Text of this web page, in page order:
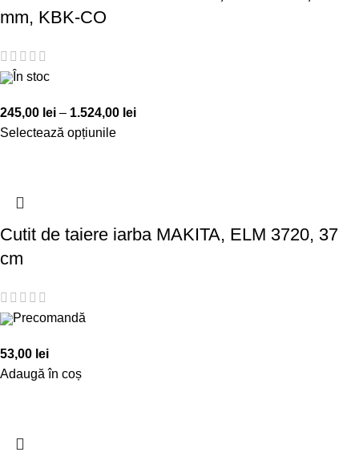
mm, KBK-CO
În stoc
245,00 lei – 1.524,00 lei
Selectează opțiunile
Cutit de taiere iarba MAKITA, ELM 3720, 37
cm
Precomandă
53,00 lei
Adaugă în coș